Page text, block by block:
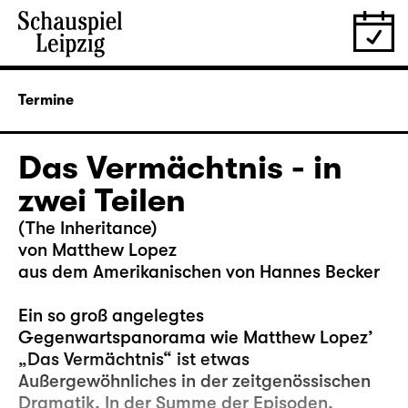
Termine
Das Vermächtnis - in
zwei Teilen
(The Inheritance)
von Matthew Lopez
aus dem Amerikanischen von Hannes Becker
Ein so groß angelegtes
Gegenwartspanorama wie Matthew Lopez’
„Das Vermächtnis“ ist etwas
Außergewöhnliches in der zeitgenössischen
Dramatik. In der Summe der Episoden,